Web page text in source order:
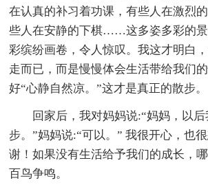
在认真的补习着功课，有些人在激烈
些人在安静的下棋……这多姿多彩的
彩缤纷画卷，令人惊叹。我这才明白
走而已，而是慢慢体会生活带给我们
好“心静自然凉。”这才是真正的散步。
回家后，我对妈妈说:“妈妈，以
步。”妈妈说:“可以。” 我很开心，也
谢！如果没有生活给予我们的成长，
百鸟争鸣。